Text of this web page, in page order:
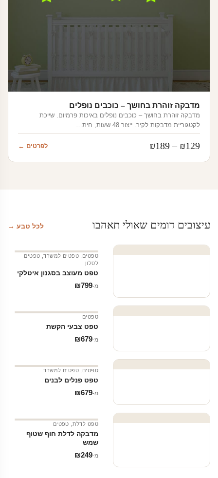
מדבקה זוהרת בחושך – כוכבים נופלים
מדבקה זוהרת בחושך – כוכבים נופלים באיכות פרמיום. שייכת
לקטגוריית מדבקות לקיר. ייצור 48 שעות, חית…
₪129
–
₪189
מחירים:
לפרטים ←
עיצובים דומים שאולי תאהבו לכל טבע →
טפטים טפטים למשרד, טפטים
לסלון
טפט מעוצב בסגנון איטלקי
מ‑ ₪799
טפטים
טפט צבעי הקשת
מ‑ ₪679
טפטים טפטים למשרד
טפט פנלים לבנים
מ‑ ₪679
טפט לדלת טפטים
מדבקה לדלת חוף שטוף
שמש
מ‑ ₪249